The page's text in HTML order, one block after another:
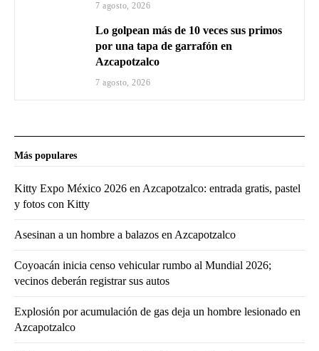
7 agosto, 2026
Lo golpean más de 10 veces sus primos
por una tapa de garrafón en
Azcapotzalco
7 agosto, 2026
Más populares
Kitty Expo México 2026 en Azcapotzalco: entrada gratis, pastel
y fotos con Kitty
Asesinan a un hombre a balazos en Azcapotzalco
Coyoacán inicia censo vehicular rumbo al Mundial 2026;
vecinos deberán registrar sus autos
Explosión por acumulación de gas deja un hombre lesionado en
Azcapotzalco